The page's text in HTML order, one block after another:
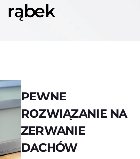
rąbek
PEWNE
ROZWIĄZANIE NA
ZERWANIE
DACHÓW